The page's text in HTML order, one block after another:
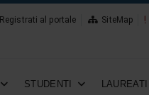
Registrati al portale SiteMap
STUDENTI LAUREATI